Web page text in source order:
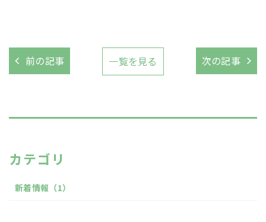
前の記事 一覧を見る 次の記事
カテゴリ
新着情報 （1）